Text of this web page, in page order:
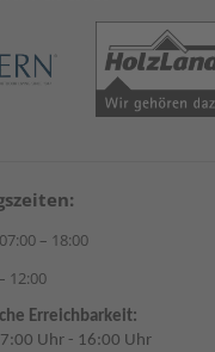
07:00 – 18:00
12:00
Erreichbarkeit:
7:00 Uhr - 16:00 Uhr